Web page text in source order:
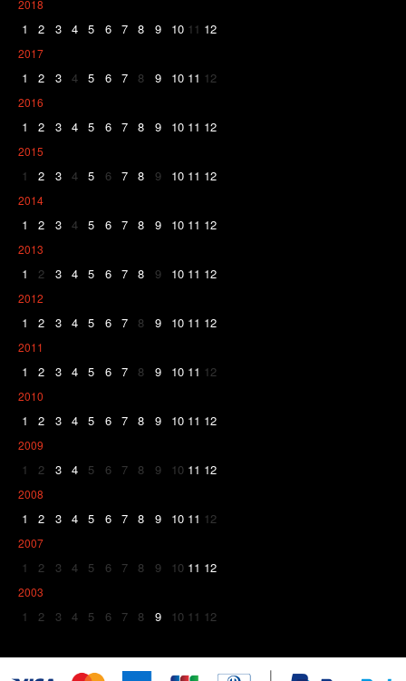
2018
1 2 3 4 5 6 7 8 9 10 11 12
2017
1 2 3 4 5 6 7 8 9 10 11 12
2016
1 2 3 4 5 6 7 8 9 10 11 12
2015
1 2 3 4 5 6 7 8 9 10 11 12
2014
1 2 3 4 5 6 7 8 9 10 11 12
2013
1 2 3 4 5 6 7 8 9 10 11 12
2012
1 2 3 4 5 6 7 8 9 10 11 12
2011
1 2 3 4 5 6 7 8 9 10 11 12
2010
1 2 3 4 5 6 7 8 9 10 11 12
2009
1 2 3 4 5 6 7 8 9 10 11 12
2008
1 2 3 4 5 6 7 8 9 10 11 12
2007
1 2 3 4 5 6 7 8 9 10 11 12
2003
1 2 3 4 5 6 7 8 9 10 11 12